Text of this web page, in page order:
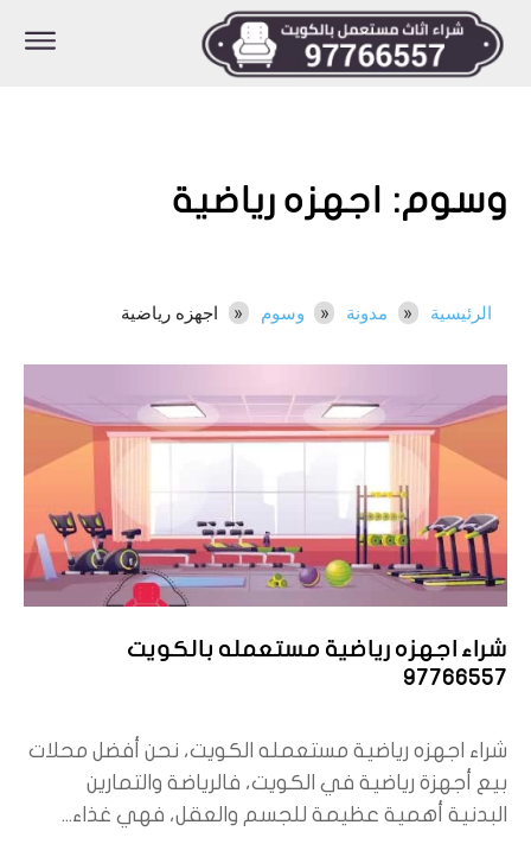
وسوم: اجهزه رياضية
الرئيسية مدونة وسوم اجهزه رياضية
شراء اجهزه رياضية مستعمله بالكويت
97766557
شراء اجهزه رياضية مستعمله الكويت، نحن أفضل محلات
بيع أجهزة رياضية في الكويت، فالرياضة والتمارين
البدنية أهمية عظيمة للجسم والعقل، فهي غذاء...